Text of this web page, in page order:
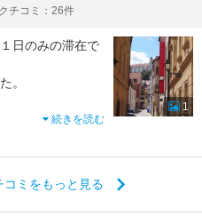
チコミ：26件
日のみの滞在で
。
続きを読む
1
ミをもっと見る